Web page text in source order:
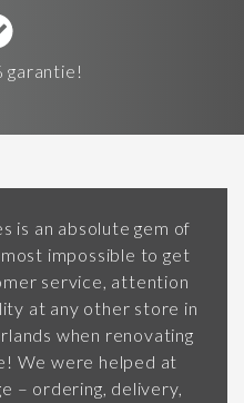
garantie!
is an absolute gem of
impossible to get
service, attention
at any other store in
when renovating
We were helped at
– ordering, delivery,